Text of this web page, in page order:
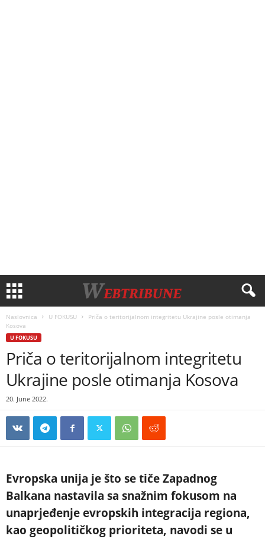
Naslovnica U FOKUSU
Priča o teritorijalnom integritetu Ukrajine posle otimanja
Kosova
U FOKUSU
Priča o teritorijalnom integritetu
Ukrajine posle otimanja Kosova
20. June 2022.
Evropska unija je što se tiče Zapadnog
Balkana nastavila sa snažnim fokusom na
unaprjeđenje evropskih integracija regiona,
kao geopolitičkog prioriteta, navodi se u